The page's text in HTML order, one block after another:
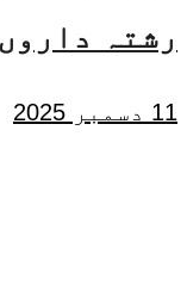
رشتہ
11 دسمبر 2025